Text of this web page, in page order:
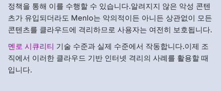
정책을 통해 이를 수행할 수 있습니다.알려지지 않은 악성 콘텐
츠가 유입되더라도 Menlo는 악의적이든 아니든 상관없이 모든
콘텐츠를 클라우드에 격리하므로 사용자는 여전히 보호됩니다.
멘로 시큐리티 기술 수준과 실제 수준에서 작동합니다.이제 조
직에서 이러한 클라우드 기반 인터넷 격리의 사례를 활용할 때
입니다.